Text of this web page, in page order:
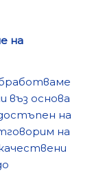
на
въз основа
на
на